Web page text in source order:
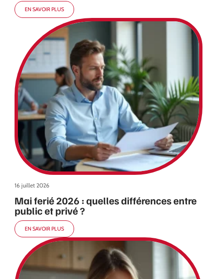
EN SAVOIR PLUS
16 juillet 2026
Mai ferié 2026 : quelles différences entre
public et privé ?
EN SAVOIR PLUS